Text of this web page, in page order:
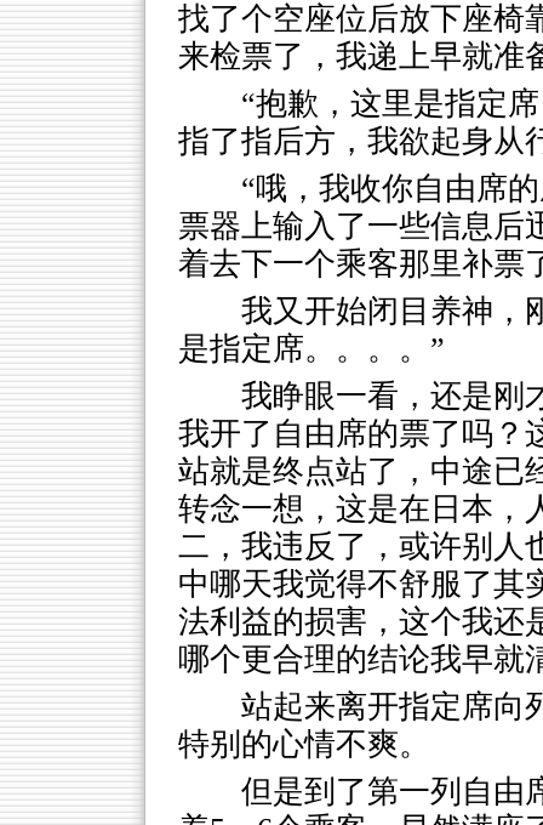
找了个空座位后放下座椅
来检票了，我递上早就准
“抱歉，这里是指定
指了指后方，我欲起身从
“哦，我收你自由席
票器上输入了一些信息后
着去下一个乘客那里补票
我又开始闭目养神，
是指定席。。。。”
我睁眼一看，还是刚
我开了自由席的票了吗？
站就是终点站了，中途已
转念一想，这是在日本，
二，我违反了，或许别人
中哪天我觉得不舒服了其
法利益的损害，这个我还
哪个更合理的结论我早就
站起来离开指定席向
特别的心情不爽。
但是到了第一列自由